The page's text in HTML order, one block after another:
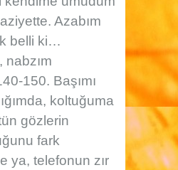
Azabım
belli ki…
nabzım
150. Başımı
koltuğuma
gözlerin
fark
ya, telefonun zır